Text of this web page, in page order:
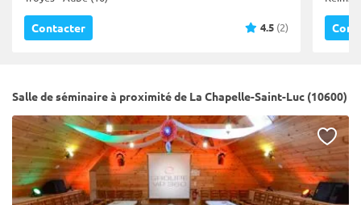
Contacter 4.5 (2)
Salle de séminaire à proximité de La Chapelle-Saint-Luc (10600)